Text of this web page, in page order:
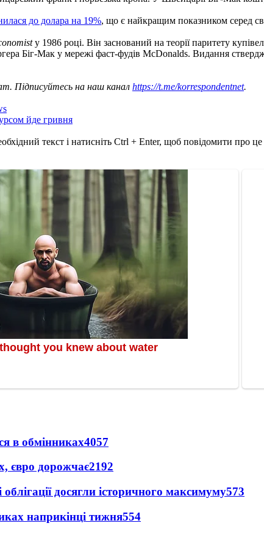
до долара на 19%, що є найкращим показником серед
у 1986 році. Він заснований на теорії паритету
Біг-Мак у мережі фаст-фудів McDonalds. Видання
Підписуйтесь на наш канал https://t.me/korrespondentnet.
йде гривня
текст і натисніть Ctrl + Enter, щоб повідомити про
в обмінниках4057
євро дорожчає2192
облігації досягли історичного максимуму573
наприкінці тижня554